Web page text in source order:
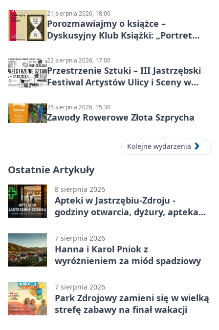
21 sierpnia 2026, 18:00
Porozmawiajmy o książce –
Dyskusyjny Klub Książki: „Portret
22 sierpnia 2026, 17:00
Przestrzenie Sztuki – III Jastrzębski
Festiwal Artystów Ulicy i Sceny w
25 sierpnia 2026, 15:30
Zawody Rowerowe Złota Szprycha
Kolejne wydarzenia
Ostatnie Artykuły
8 sierpnia 2026
Apteki w Jastrzębiu-Zdroju -
godziny otwarcia, dyżury, apteka
7 sierpnia 2026
Hanna i Karol Pniok z
wyróżnieniem za miód spadziowy
7 sierpnia 2026
Park Zdrojowy zamieni się w wielką
strefę zabawy na finał wakacji